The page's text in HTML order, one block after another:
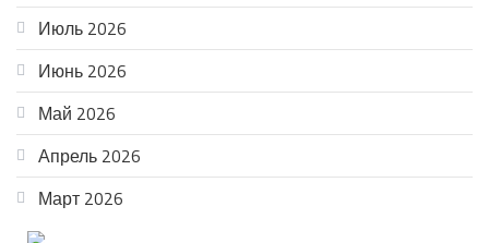
Июль 2026
Июнь 2026
Май 2026
Апрель 2026
Март 2026